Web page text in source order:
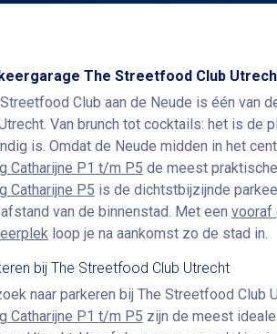
The Streetfood Club
Club aan de Neude is één van
Van brunch tot cocktails: het is de
is. Omdat de Neude midden in het
Catharijne P1 t/m P5 de meest
Catharijne P5 is de dichtstbijzijnde
van de binnenstad. Met een vooraf
loop je na aankomst zo de stad in.
bij The Streetfood Club Utrecht
naar parkeren bij The Streetfood Club
Catharijne P1 t/m P5 zijn de meest